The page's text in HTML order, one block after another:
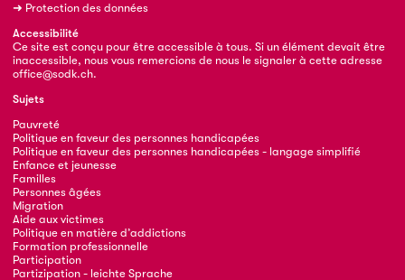
➜ Protection des données
Accessibilité
Ce site est conçu pour être accessible à tous. Si un élément devait être
inaccessible, nous vous remercions de nous le signaler à cette adresse
office@sodk.ch.
Sujets
Pauvreté
Politique en faveur des personnes handicapées
Politique en faveur des personnes handicapées - langage simplifié
Enfance et jeunesse
Familles
Personnes âgées
Migration
Aide aux victimes
Politique en matière d’addictions
Formation professionnelle
Participation
Partizipation - leichte Sprache